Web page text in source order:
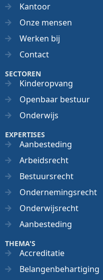
Kantoor
Onze mensen
Werken bij
Contact
SECTOREN
Kinderopvang
Openbaar bestuur
Onderwijs
EXPERTISES
Aanbesteding
Arbeidsrecht
Bestuursrecht
Ondernemingsrecht
Onderwijsrecht
Aanbesteding
THEMA'S
Accreditatie
Belangenbehartiging